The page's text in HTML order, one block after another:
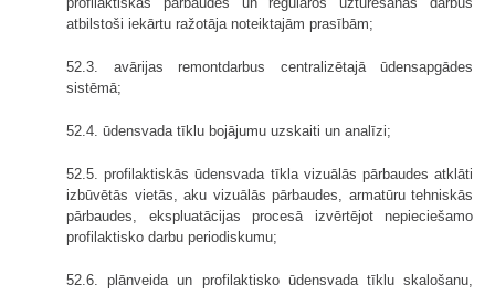
atbilstoši iekārtu ražotāja noteiktajām prasībām;
52.3. avārijas remontdarbus centralizētajā ūdensapgādes
sistēmā;
52.4. ūdensvada tīklu bojājumu uzskaiti un analīzi;
52.5. profilaktiskās ūdensvada tīkla vizuālās pārbaudes atklāti
izbūvētās vietās, aku vizuālās pārbaudes, armatūru tehniskās
pārbaudes, ekspluatācijas procesā izvērtējot nepieciešamo
profilaktisko darbu periodiskumu;
52.6. plānveida un profilaktisko ūdensvada tīklu skalošanu,